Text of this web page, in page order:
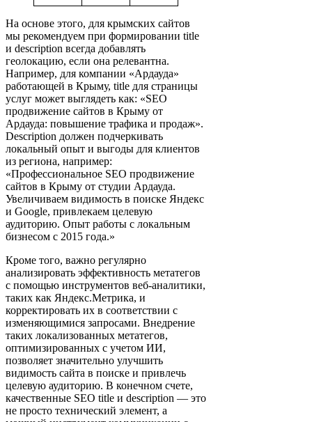
На основе этого, для крымских сайтов
мы рекомендуем при формировании title
и description всегда добавлять
геолокацию, если она релевантна.
Например, для компании «Ардауда»
работающей в Крыму, title для страницы
услуг может выглядеть как: «SEO
продвижение сайтов в Крыму от
Ардауда: повышение трафика и продаж».
Description должен подчеркивать
локальный опыт и выгоды для клиентов
из региона, например:
«Профессиональное SEO продвижение
сайтов в Крыму от студии Ардауда.
Увеличиваем видимость в поиске Яндекс
и Google, привлекаем целевую
аудиторию. Опыт работы с локальным
бизнесом с 2015 года.»
Кроме того, важно регулярно
анализировать эффективность метатегов
с помощью инструментов веб-аналитики,
таких как Яндекс.Метрика, и
корректировать их в соответствии с
изменяющимися запросами. Внедрение
таких локализованных метатегов,
оптимизированных с учетом ИИ,
позволяет значительно улучшить
видимость сайта в поиске и привлечь
целевую аудиторию. В конечном счете,
качественные SEO title и description — это
не просто технический элемент, а